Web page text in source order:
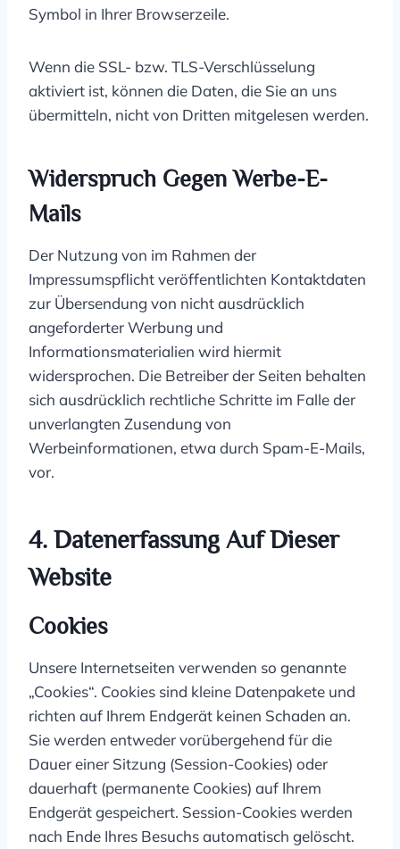
Symbol in Ihrer Browserzeile.
Wenn die SSL- bzw. TLS-Verschlüsselung
aktiviert ist, können die Daten, die Sie an uns
übermitteln, nicht von Dritten mitgelesen werden.
Widerspruch Gegen Werbe-E-
Mails
Der Nutzung von im Rahmen der
Impressumspflicht veröffentlichten Kontaktdaten
zur Übersendung von nicht ausdrücklich
angeforderter Werbung und
Informationsmaterialien wird hiermit
widersprochen. Die Betreiber der Seiten behalten
sich ausdrücklich rechtliche Schritte im Falle der
unverlangten Zusendung von
Werbeinformationen, etwa durch Spam-E-Mails,
vor.
4. Datenerfassung Auf Dieser
Website
Cookies
Unsere Internetseiten verwenden so genannte
„Cookies“. Cookies sind kleine Datenpakete und
richten auf Ihrem Endgerät keinen Schaden an.
Sie werden entweder vorübergehend für die
Dauer einer Sitzung (Session-Cookies) oder
dauerhaft (permanente Cookies) auf Ihrem
Endgerät gespeichert. Session-Cookies werden
nach Ende Ihres Besuchs automatisch gelöscht.